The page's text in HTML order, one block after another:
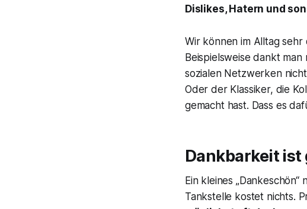
Dislikes, Hatern und
Wir können im Alltag
Beispielsweise dankt
sozialen Netzwerken
Oder der Klassiker, die
gemacht hast. Dass es
Dankbarkeit ist
Ein kleines
Tankstelle kostet nichts.